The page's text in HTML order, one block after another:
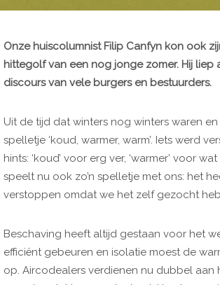
Onze huiscolumnist Filip Canfyn kon ook
hittegolf van een nog jonge zomer. Hij
discours van vele burgers en bestuurders.
Uit de tijd dat winters nog winters waren
spelletje ‘koud, warmer, warm’. Iets werd
hints: ‘koud’ voor erg ver, ‘warmer’ voor
speelt nu ook zo’n spelletje met ons: het
verstoppen omdat we het zelf gezocht
Beschaving heeft altijd gestaan voor het
efficiënt gebeuren en isolatie moest de
op. Aircodealers verdienen nu dubbel